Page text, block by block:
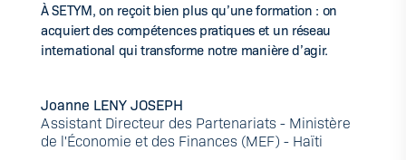
À SETYM, on reçoit bien plus qu’une formation : on
acquiert des compétences pratiques et un réseau
international qui transforme notre manière d’agir.
Joanne LENY JOSEPH
Assistant Directeur des Partenariats - Ministère
de l'Économie et des Finances (MEF) - Haïti